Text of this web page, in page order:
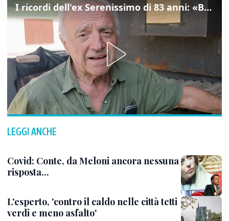
I ricordi dell'ex Serenissimo di 83 anni: «Bossi geloso di noi, in carcere mi cantavano l’inno di San Marco»
LEGGI ANCHE
Covid: Conte, da Meloni ancora nessuna
risposta...
L'esperto, 'contro il caldo nelle città tetti
verdi e meno asfalto'